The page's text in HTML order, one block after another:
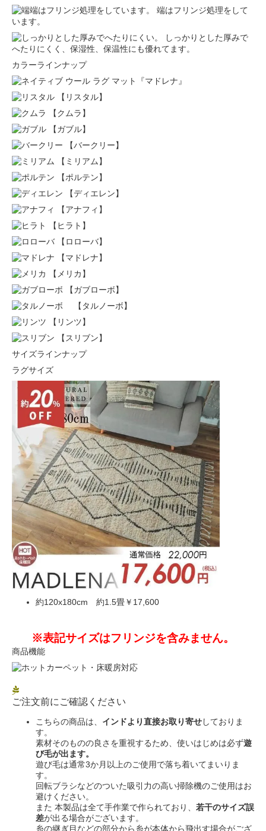
端はフリンジ処理をして
います。
しっかりとした厚みで
へたりにくく、保湿性、保温性にも優れてます。
カラーラインナップ
【リスタル】
【クムラ】
【ガブル】
【バークリー】
【ミリアム】
【ポルテン】
【ディエレン】
【アナフィ】
【ヒラト】
【ロローバ】
【マドレナ】
【メリカ】
【ガブローボ】
【タルノーボ】
【リンツ】
【スリブン】
サイズラインナップ
ラグサイズ
約120x180cm 約1.5畳￥17,600
※表記サイズはフリンジを含みません。
商品機能
ご注文前にご確認ください
こちらの商品は、 インドより直接お取り寄せしておりま
す。
素材そのものの良さを重視するため、使いはじめは必ず遊
び毛が出ます。
遊び毛は通常3か月以上のご使用で落ち着いてまいりま
す。
回転ブラシなどのついた吸引力の高い掃除機のご使用はお
避けください。
また 本製品は全て手作業で作られており、 若干のサイズ誤
差が出る場合がございます。
糸の継ぎ目などの部分から糸が本体から飛出す場合がござ